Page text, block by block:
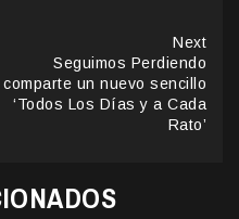
Next
Seguimos Perdiendo
comparte un nuevo sencillo
‘Todos Los Días y a Cada
Rato’